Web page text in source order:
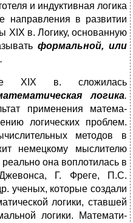
и индуктивная логика
направления в развитии
XIX в. Логику, основанную
формальной, или
.
XIX в. сложилась
матическая логика.
применения матема­
логических проблем.
методов в
немецкому мыслителю
она воплотилась в
Г. Фреге, П.С.
ученых, которые создали
логики, ставшей
логики. Математи­